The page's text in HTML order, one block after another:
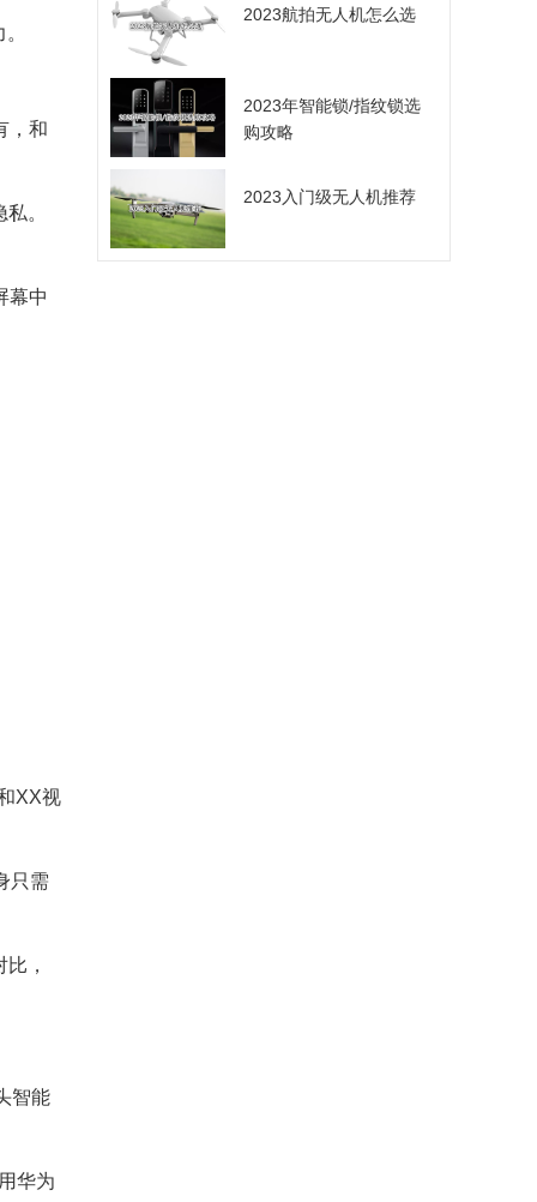
，和
。
幕中
XX视
只需
，
智能
华为
2023航拍无人机怎么选
2023年智能锁/指纹锁选
购攻略
2023入门级无人机推荐